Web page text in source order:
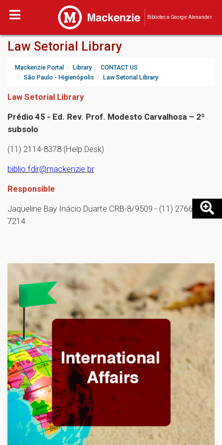
Biblioteca George Alexander
Law Setorial Library
Mackenzie Portal Library
CONTACT US
São Paulo - Higienópolis
Law Setorial Library
Law Setorial Library
Prédio 45 - Ed. Rev. Prof. Modesto Carvalhosa – 2º
subsolo
(11) 2114-8378 (Help Desk)
biblio.fdir@mackenzie.br
Responsible
Jaqueline Bay Inácio Duarte CRB-8/9509 - (11) 2766-
7214